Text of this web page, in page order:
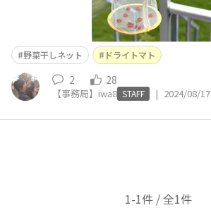
野菜干しネット ドライトマト
2 28
【事務局】iwa8 STAFF | 2024/08/17
1-1件 / 全1件